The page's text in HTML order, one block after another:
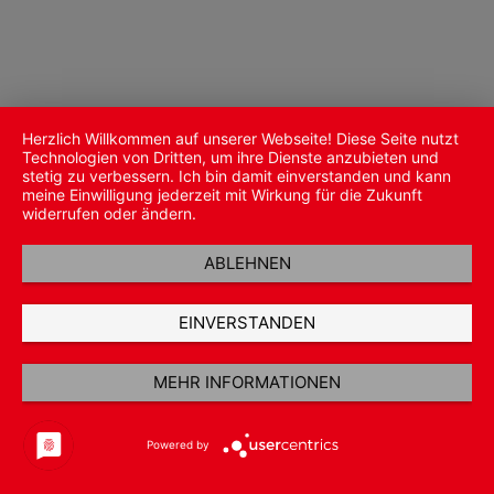
Herzlich Willkommen auf unserer Webseite! Diese Seite nutzt
Technologien von Dritten, um ihre Dienste anzubieten und
stetig zu verbessern. Ich bin damit einverstanden und kann
meine Einwilligung jederzeit mit Wirkung für die Zukunft
widerrufen oder ändern.
ABLEHNEN
EINVERSTANDEN
MEHR INFORMATIONEN
Powered by